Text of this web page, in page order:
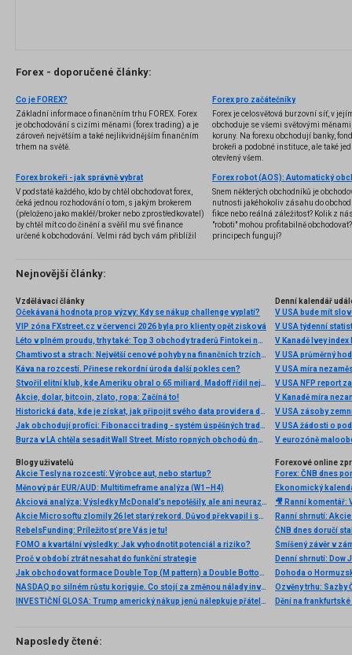
Forex - doporučené články:
Co je FOREX?
Základní informace o finančním trhu FOREX. Forex
je obchodování s cizími měnami (forex trading) a je
zároveň největším a také nejlikvidnějším finančním
trhem na světě.
Forex pro začátečníky
Forex je celosvětová burzovní síť, v
obchoduje se všemi světovými
koruny. Na forexu obchodují banky,
brokeři a podobné instituce, ale také
otevřený všem.
Forex brokeři - jak správně vybrat
V podstatě každého, kdo by chtěl obchodovat forex,
čeká jednou rozhodování o tom, s jakým brokerem
(přeloženo jako makléř/broker nebo zprostředkovatel)
by chtěl mít co do činění a svěřil mu své finance
určené k obchodování. Velmi rád bych vám přiblížil
několik příkladů nejznámějších z nich.
Snem některých obchodníků je
nutnosti jakéhokoliv zásahu do
fikce nebo reálná záležitost? Kolik z
"roboti" mohou profitabilně
principech fungují?
Nejnovější články:
Vzdělávací články
Očekávaná hodnota prop výzvy: Kdy se nákup challenge vyplatí?
VIP zóna FXstreet.cz v červenci 2026 byla pro klienty opět zisková
Léto v plném proudu, trhy také: Top 3 obchody traderů Fintokei na indexech a zlatě
Chamtivost a strach: Největší cenové pohyby na finančních trzích (červenec 2026)
Káva na rozcestí. Přinese rekordní úroda další pokles cen?
Stvořil elitní klub, kde Ameriku obral o 65 miliard. Madoff řídil největší Ponzi dějin
Akcie, dolar, bitcoin, zlato, ropa: Začíná to!
Historická data, kde je získat, jak připojit svého data providera do MultiCharts a proč je budeme potřebovat? (4. díl)
Jak obchodují profíci: Fibonacci trading - systém úspěšných traderů
Burza v LA chtěla sesadit Wall Street. Místo ropných obchodů dnes místem duní basy
Denní kalendář
V USA bude mít
V USA týdenní
V Kanadě Ivey index
V USA průměrný
V USA míra
V USA NFP report
V Kanadě míra
V USA zásoby
V USA žádosti o
V eurozóně
Blogy uživatelů
Akcie Tesly na rozcestí: Výrobce aut, nebo startup?
Měnový pár EUR/AUD: Multitimeframe analýza (W1–H4)
Akciová analýza: Výsledky McDonald’s nepotěšily, ale ani neurazily. Jakou vizi společnost prezentovala?
Akcie Microsoftu zlomily 26 let starý rekord. Důvod překvapil i samotné investory
RebelsFunding: Príležitosť pre Vás je tu!
FOMO a kvartální výsledky: Jak vyhodnotit potenciál a riziko?
Proč v období ztrát nesahat do funkční strategie
Jak obchodovat formace Double Top (M pattern) a Double Bottom (W pattern)
NASDAQ po silném růstu koriguje. Co stojí za změnou nálady investorů?
INVESTIČNÍ GLOSA: Trump americký nákup jenů nálepkuje přátelstvím. Pravda je jinde
Forexové online
Ekonomický
ČNB dnes doručí
Smíšený závěr v
Dohoda o
Naposledy čtené: